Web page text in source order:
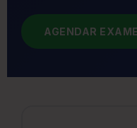
AGENDAR EXAME